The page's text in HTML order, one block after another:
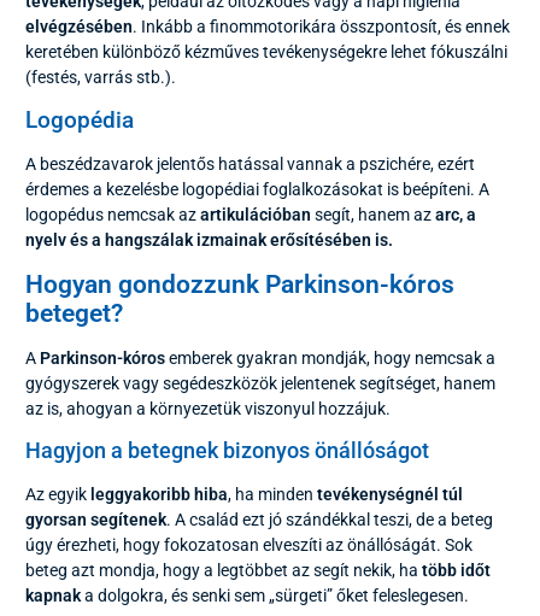
elvégzésében. Inkább a finommotorikára összpontosít, és ennek
keretében különböző kézműves tevékenységekre lehet fókuszálni
(festés, varrás stb.).
Logopédia
A beszédzavarok jelentős hatással vannak a pszichére, ezért
érdemes a kezelésbe logopédiai foglalkozásokat is beépíteni. A
logopédus nemcsak azartikulációban segít, hanem azarc, a
nyelv és a hangszálak izmainak erősítésében is.
Hogyan gondozzunk Parkinson-kóros
beteget?
A Parkinson-kórosemberek gyakran mondják, hogy nemcsak a
gyógyszerek vagy segédeszközök jelentenek segítséget, hanem
az is, ahogyan a környezetük viszonyul hozzájuk.
Hagyjon a betegnek bizonyos önállóságot
Az egyik leggyakoribb hiba, ha minden tevékenységnél túl
gyorsan segítenek. A család ezt jó szándékkal teszi, de a beteg
úgy érezheti, hogy fokozatosan elveszíti az önállóságát. Sok
beteg azt mondja, hogy a legtöbbet az segít nekik, ha több időt
kapnaka dolgokra, és senki sem „sürgeti” őket feleslegesen.